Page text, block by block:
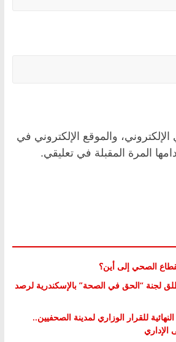
والموقع الإلكتروني في
المرة المقبلة في تعليقي.
الصحي إلى أين؟
لجنة “الحق في الصحة” بالإسكندرية لرصد
للقرار الوزاري لمدينة الصحفيين..
الإداري